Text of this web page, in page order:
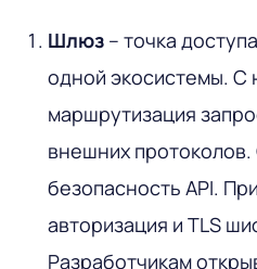
Шлюз – точка
одной экосистемы. С
маршрутизация
внешних
безопасность API.
авторизация и TLS
Разработчикам